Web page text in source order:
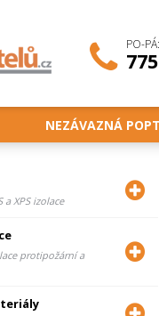
PO-
NEZÁVAZNÁ
a XPS izolace
protipožární a